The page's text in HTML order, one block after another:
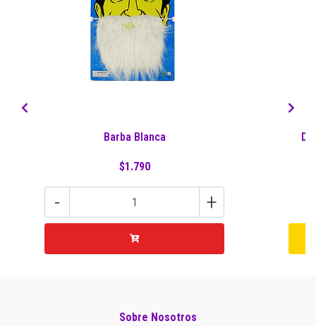
Barba Blanca
$1.790
- +
Sobre Nosotros